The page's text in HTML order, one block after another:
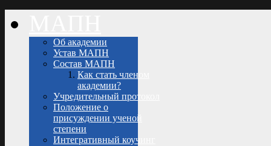
Об академии
Устав МАПН
Состав МАПН
Как стать членом
академии?
Учредительный протокол
Положение о
присуждении ученой
степени
Интегративный коучинг